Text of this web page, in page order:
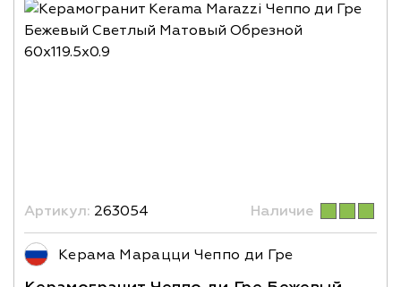
Артикул: 263054 Наличие
Керама Марацци Чеппо ди Гре